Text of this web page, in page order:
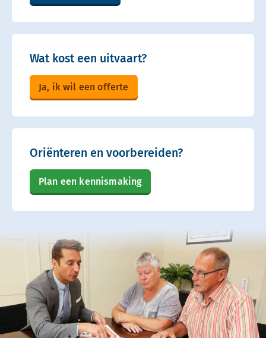
Wat kost een uitvaart?
Ja, ik wil een offerte
Oriënteren en voorbereiden?
Plan een kennismaking